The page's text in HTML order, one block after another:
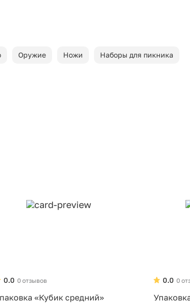
Оружие Ножи Наборы для пикника
0 отзывов
0.0
«Кубик средний»
0
0.0